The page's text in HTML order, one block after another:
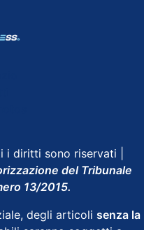
diritti sono riservati |
del Tribunale
13/2015.
degli articoli senza la